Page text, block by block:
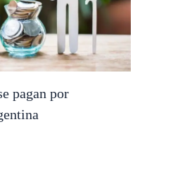
pagan por